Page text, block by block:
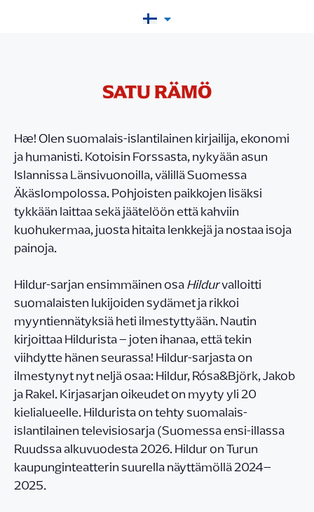
SATU RÄMÖ
Hæ! Olen suomalais-islantilainen kirjailija, ekonomi
ja humanisti. Kotoisin Forssasta, nykyään asun
Islannissa Länsivuonoilla, välillä Suomessa
Äkäslompolossa. Pohjoisten paikkojen lisäksi
tykkään laittaa sekä jäätelöön että kahviin
kuohukermaa, juosta hitaita lenkkejä ja nostaa isoja
painoja.
Hildur-sarjan ensimmäinen osaHildurvalloitti
suomalaisten lukijoiden sydämet ja rikkoi
myyntiennätyksiä heti ilmestyttyään. Nautin
kirjoittaa Hildurista – joten ihanaa, että tekin
viihdytte hänen seurassa! Hildur-sarjasta on
ilmestynyt nyt neljä osaa: Hildur, Rósa&Björk, Jakob
ja Rakel. Kirjasarjan oikeudet on myyty yli 20
kielialueelle. Hildurista on tehty suomalais-
islantilainen televisiosarja (Suomessa ensi-illassa
Ruudssa alkuvuodesta 2026. Hildur on Turun
kaupunginteatterin suurella näyttämöllä 2024–
2025.